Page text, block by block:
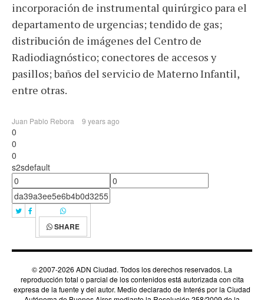
incorporación de instrumental quirúrgico para el
departamento de urgencias; tendido de gas;
distribución de imágenes del Centro de
Radiodiagnóstico; conectores de accesos y
pasillos; baños del servicio de Materno Infantil,
entre otras.
Juan Pablo Rebora 9 years ago
0
0
0
s2sdefault
SHARE
© 2007-2026 ADN Ciudad. Todos los derechos reservados. La
reproducción total o parcial de los contenidos está autorizada con cita
expresa de la fuente y del autor. Medio declarado de Interés por la Ciudad